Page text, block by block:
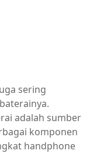
sering
adalah sumber
komponen
handphone